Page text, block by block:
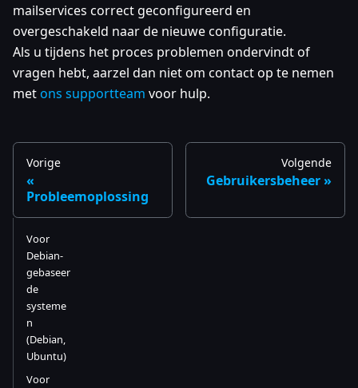
mailservices correct geconfigureerd en
overgeschakeld naar de nieuwe configuratie.
Als u tijdens het proces problemen ondervindt of
vragen hebt, aarzel dan niet om contact op te nemen
met ons supportteam voor hulp.
Vorige
Probleemoplossing
Volgende
Gebruikersbeheer
Voor
Debian-
gebaseer
de
systeme
n
(Debian,
Ubuntu)
Voor